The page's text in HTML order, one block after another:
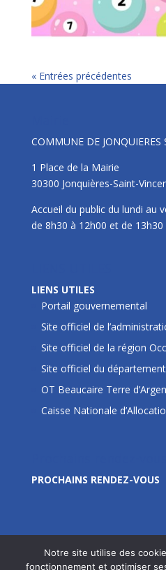
« Entrées précédentes
COMMUNE DE JONQUIERES
1 Place de la Mairie
30300 Jonquières-Saint-
Accueil du public du lundi au
de 8h30 à 12h00 et de 13h30
LIENS UTILES
Portail gouvernemental
Site officiel de
Site officiel de la région
Site officiel du
OT Beaucaire Terre
Caisse Nationale
PROCHAINS RENDEZ-VOUS
Notre site utilise des
fonctionnement et optimiser